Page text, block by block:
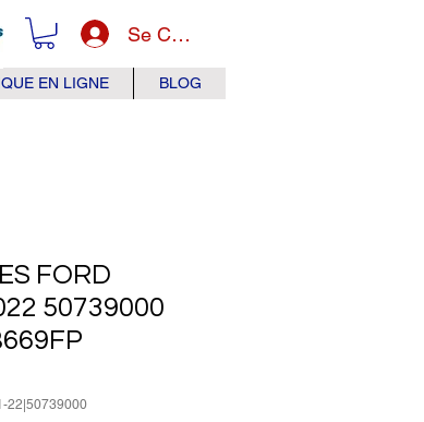
Se Connecter
EN LIGNE BLOG
FORD
50739000
22|50739000